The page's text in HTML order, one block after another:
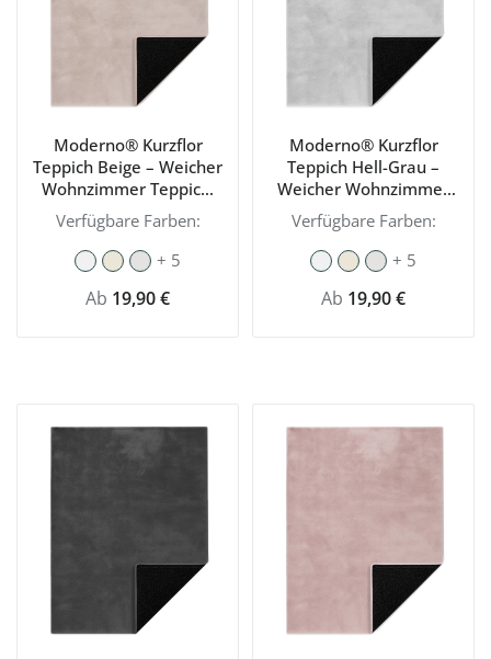
Moderno® Kurzflor
Teppich Beige – Weicher
Wohnzimmer Teppich,
modern & waschbar mit
rutschhemmender
Rückseite
Verfügbare Farben:
+ 5
Regulärer Preis:
Ab 19,90 €
Moderno® Kurzflor
Teppich Hell-Grau –
Weicher Wohnzimmer
Teppich, modern &
waschbar mit
rutschhemmender
Rückseite
Verfügbare Farben:
+ 5
Regulärer Preis:
Ab 19,90 €